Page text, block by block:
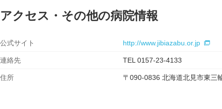
アクセス・その他の病院情報
公式サイト http://www.jibiazabu.or.jp
連絡先 TEL 0157-23-4133
住所 〒090-0836 北海道北見市東三